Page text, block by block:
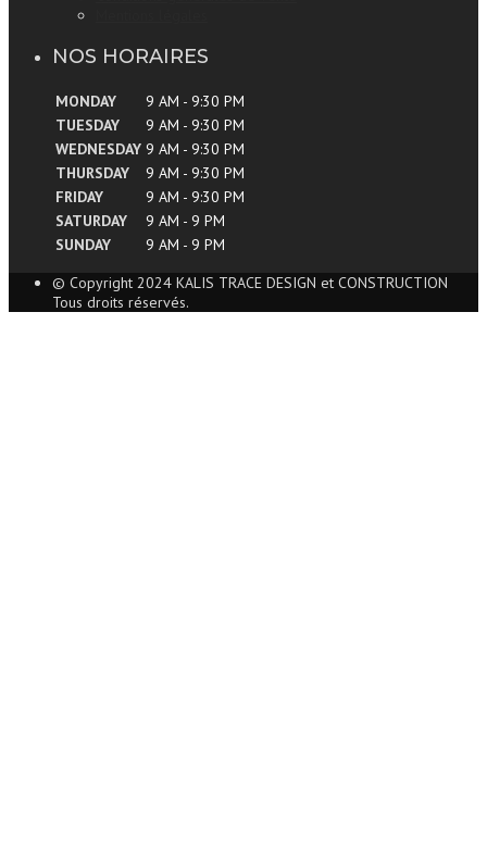
NOS HORAIRES
MONDAY
9 AM - 9:30 PM
TUESDAY
9 AM - 9:30 PM
WEDNESDAY 9 AM - 9:30 PM
THURSDAY
9 AM - 9:30 PM
FRIDAY
9 AM - 9:30 PM
SATURDAY
9 AM - 9 PM
SUNDAY
9 AM - 9 PM
© Copyright 2024 KALIS TRACE DESIGN et CONSTRUCTION
Tous droits réservés.